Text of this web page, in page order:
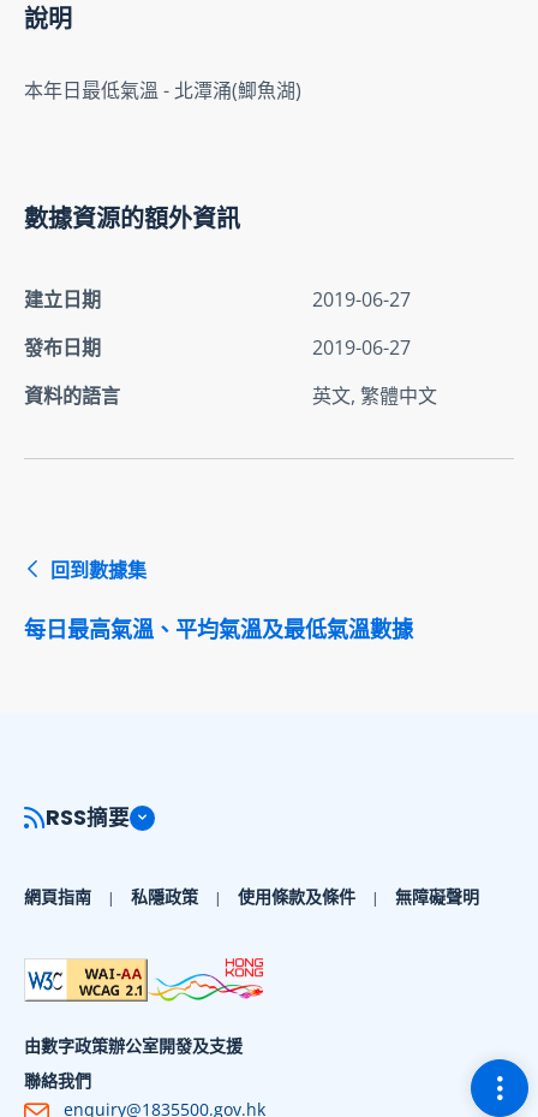
說明
本年日最低氣溫 - 北潭涌(鯽魚湖)
數據資源的額外資訊
建立日期
2019-06-27
發布日期
2019-06-27
資料的語言
英文, 繁體中文
回到數據集
每日最高氣溫、平均氣溫及最低氣溫數據
切
RSS摘要
網頁指南 私隱政策 使用條款及條件 無障礙聲明
由數字政策辦公室開發及支援
聯絡我們
enquiry@1835500.gov.hk